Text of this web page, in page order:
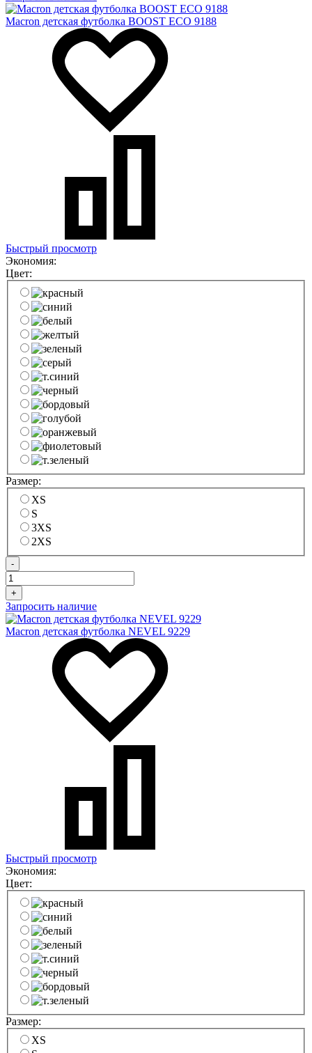
Macron детская футболка BOOST ECO 9188
Быстрый просмотр
Экономия:
Цвет:
Размер:
XS
S
3XS
2XS
-
+
Запросить наличие
Macron детская футболка NEVEL 9229
Быстрый просмотр
Экономия:
Цвет:
Размер:
XS